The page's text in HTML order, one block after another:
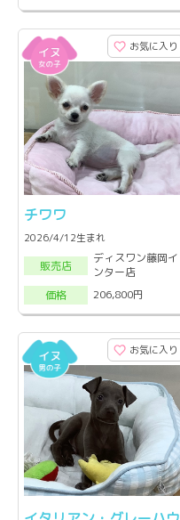
お気に入り
チワワ
2026/4/12生まれ
販売店
ディスワン藤岡イ
ンター店
価格
206,800円
お気に入り